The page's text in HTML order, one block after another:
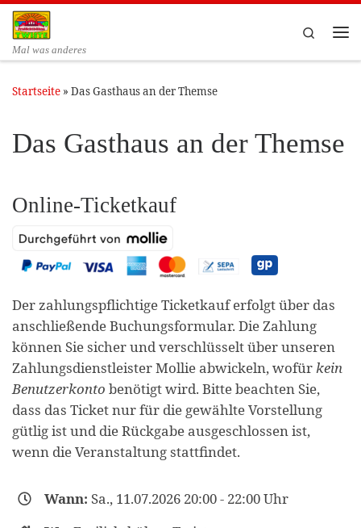
Zum Inhalt springen
Mal was anderes
Search
Startseite » Das Gasthaus an der Themse
Das Gasthaus an der Themse
Online-Ticketkauf
Der zahlungspflichtige Ticketkauf erfolgt über das
anschließende Buchungsformular. Die Zahlung
können Sie sicher und verschlüsselt über unseren
Zahlungsdienstleister Mollie abwickeln, wofürkein
Benutzerkonto benötigt wird. Bitte beachten Sie,
dass das Ticket nur für die gewählte Vorstellung
gütlig ist und die Rückgabe ausgeschlossen ist,
wenn die Veranstaltung stattfindet.
Wann: Sa., 11.07.2026 20:00 - 22:00 Uhr